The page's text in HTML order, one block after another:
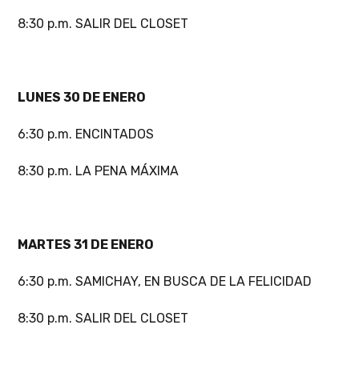
8:30 p.m. SALIR DEL CLOSET
LUNES 30 DE ENERO
6:30 p.m. ENCINTADOS
8:30 p.m. LA PENA MÁXIMA
MARTES 31 DE ENERO
6:30 p.m. SAMICHAY, EN BUSCA DE LA FELICIDAD
8:30 p.m. SALIR DEL CLOSET